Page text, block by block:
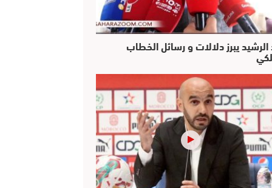
يبرز دلالات و رسائل الخطاب